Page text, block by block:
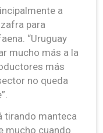
a
para
“Uruguay
mucho más a la
más
no queda
tirando manteca
mucho cuando